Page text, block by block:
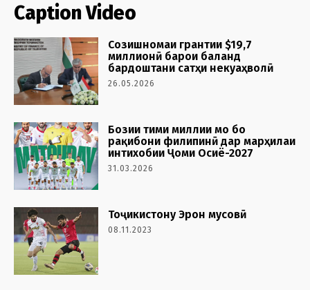
Caption Video
Созишномаи грантии $19,7
миллионӣ барои баланд
бардоштани сатҳи некуаҳволӣ
26.05.2026
Бозии тими миллии мо бо
рақибони филипинӣ дар марҳилаи
интихобии Ҷоми Осиё-2027
31.03.2026
Тоҷикистону Эрон мусовӣ
08.11.2023